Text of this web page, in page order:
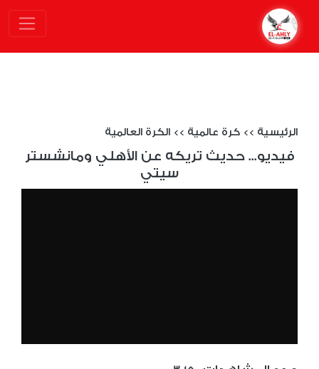
الرئيسية >> كرة عالمية >> الكرة العالمية
فيديو... حديث تريكه عن الأهلي ومانشستر
سيتي